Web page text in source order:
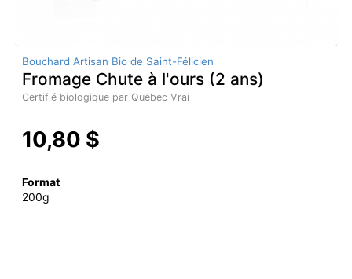
Bouchard Artisan Bio de Saint-Félicien
Fromage Chute à l'ours (2 ans)
Certifié biologique par Québec Vrai
10,80 $
Format
200g